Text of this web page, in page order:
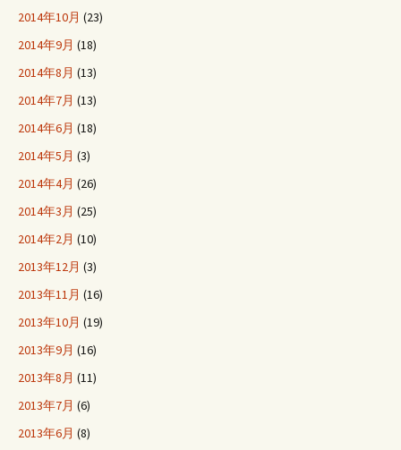
2014年10月 (23)
2014年9月 (18)
2014年8月 (13)
2014年7月 (13)
2014年6月 (18)
2014年5月 (3)
2014年4月 (26)
2014年3月 (25)
2014年2月 (10)
2013年12月 (3)
2013年11月 (16)
2013年10月 (19)
2013年9月 (16)
2013年8月 (11)
2013年7月 (6)
2013年6月 (8)